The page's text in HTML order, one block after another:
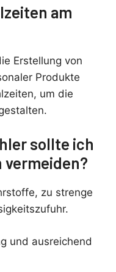
am
Erstellung von
Produkte
um die
sollte ich
zu strenge
und ausreichend